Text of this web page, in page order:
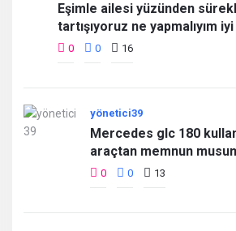
Eşimle ailesi yüzünden
tartışıyoruz ne yapmalıyım
0 0 16
yönetici39
Mercedes glc 180
araçtan memnun
0 0 13